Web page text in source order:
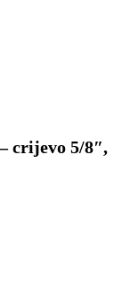
crijevo 5/8″,